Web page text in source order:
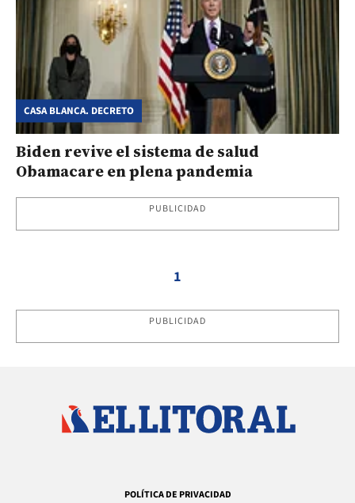
CASA BLANCA. DECRETO
Biden revive el sistema de salud
Obamacare en plena pandemia
PUBLICIDAD
1
PUBLICIDAD
POLÍTICA DE PRIVACIDAD